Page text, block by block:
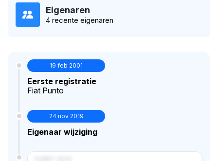
Eigenaren
4 recente eigenaren
19 feb 2001
Eerste registratie
Fiat Punto
24 nov 2019
Eigenaar wijziging